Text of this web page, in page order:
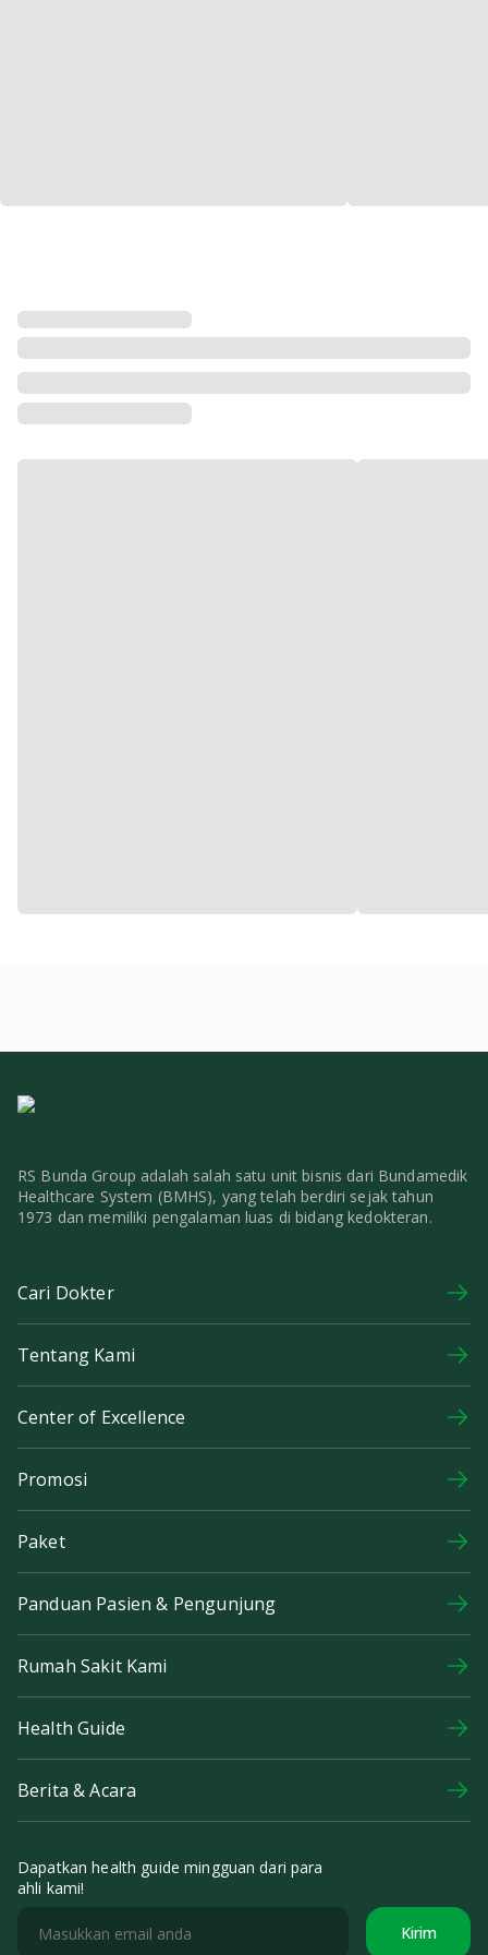
RS Bunda Group adalah salah satu unit bisnis dari Bundamedik
Healthcare System (BMHS), yang telah berdiri sejak tahun
1973 dan memiliki pengalaman luas di bidang kedokteran.
Cari Dokter
Tentang Kami
Center of Excellence
Promosi
Paket
Panduan Pasien & Pengunjung
Rumah Sakit Kami
Health Guide
Berita & Acara
Dapatkan health guide mingguan dari para
ahli kami!
Kirim